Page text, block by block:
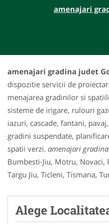
amenajari
amenajari gradina judet
dispozitie servicii de
menajarea gradinilor si
sisteme de irigare, rulouri
iazuri, cascade, fantani,
gradini suspendate,
spatii verzi. amenajari
Bumbesti-Jiu, Motru, Novaci,
Targu Jiu, Ticleni, Tismana,
Alege